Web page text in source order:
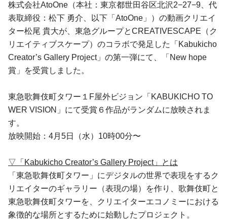
株式会社AtoOne（本社：東京都世田谷区北沢2−27−9、代
表取締役：松下 勇介、以下「AtoOne」）の動画クリエイ
ター松尾 貴大が、東急グループとCREATIVESCAPE（ク
リエイティブスケープ）のコラボで発足した「Kabukicho
Creator’s Gallery Project」の第一弾にて、「New hope
賞」を受賞しました。
東急歌舞伎町タワー１F屋外ビジョン「KABUKICHO TO
WER VISION」にて受賞６作品がランダムに放映されま
す。
放映開始：4月5日（水）10時00分〜
▽「Kabukicho Creator’s Gallery Project」とは
「東急歌舞伎町タワー」にデジタルの世界で表現をするク
リエイターのギャラリー（表現の場）を作り、歌舞伎町と
東急歌舞伎町タワーを、クリエイターエコノミーにおける
象徴的な場所とするために始動したプロジェクト。